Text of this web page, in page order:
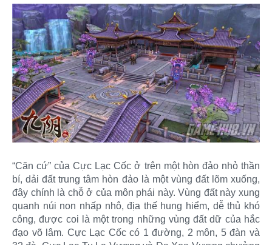
“Căn cứ” của Cực Lạc Cốc ở trên một hòn đảo nhỏ thần
bí, dải đất trung tâm hòn đảo là một vùng đất lõm xuống,
đây chính là chỗ ở của môn phái này. Vùng đất này xung
quanh núi non nhấp nhô, địa thế hung hiểm, dễ thủ khó
công, được coi là một trong những vùng đất dữ của hắc
đạo võ lâm. Cực Lạc Cốc có 1 đường, 2 môn, 5 đàn và